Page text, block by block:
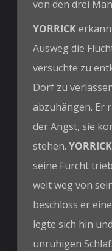
von den drei
YORRICK
Ausweg die
versuchte zu
Dorf zu
abzuhängen. Er
der Angst, sie
stehen.YORRICK
seine Furcht
weit weg von
beschloss er
legte sich hin
unruhigen